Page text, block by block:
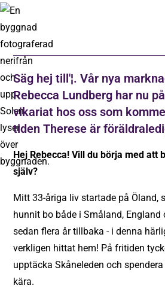
Säg hej till'¦. Vår nya
Rebecca Lundberg har nu
vikariat hos oss som
tiden Therese är
Hej Rebecca! Vill du börja med att
själv?
Mitt 33-åriga liv startade på Öland,
hunnit bo både i Småland,
sedan flera år tillbaka - i denna
verkligen hittat hem! På fritiden
upptäcka Skåneleden och
kära.